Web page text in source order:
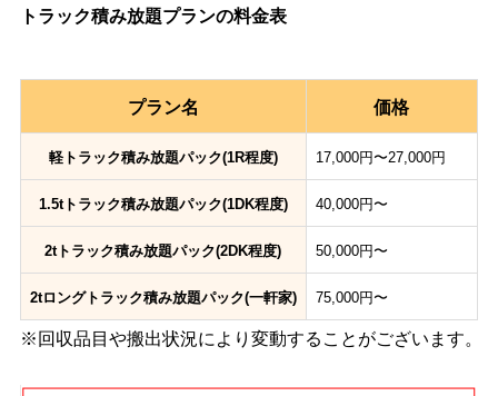
トラック積み放題プランの料金表
プラン名 価格
軽トラック積み放題パック(1R程度) 17,000円〜27,000円
1.5tトラック積み放題パック(1DK程度) 40,000円〜
2tトラック積み放題パック(2DK程度) 50,000円〜
2tロングトラック積み放題パック(一軒家) 75,000円〜
※回収品目や搬出状況により変動することがございます。